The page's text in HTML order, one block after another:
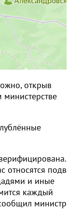
открыв
относятся
и иные
каждый
министр